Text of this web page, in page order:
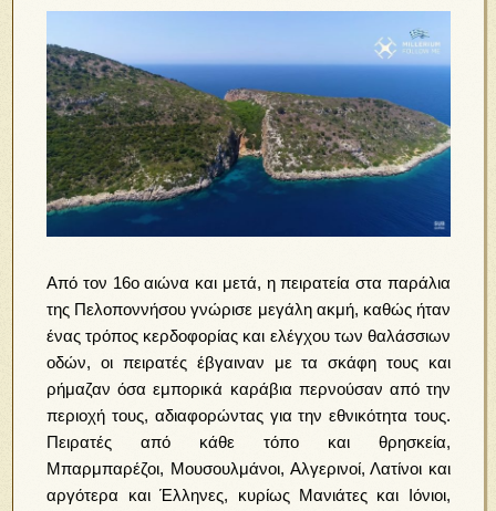
Από τον 16ο αιώνα και μετά, η πειρατεία στα παράλια
της Πελοποννήσου γνώρισε μεγάλη ακμή, καθώς ήταν
ένας τρόπος κερδοφορίας και ελέγχου των θαλάσσιων
οδών, οι πειρατές έβγαιναν με τα σκάφη τους και
ρήμαζαν όσα εμπορικά καράβια περνούσαν από την
περιοχή τους, αδιαφορώντας για την εθνικότητα τους.
Πειρατές από κάθε τόπο και θρησκεία,
Μπαρμπαρέζοι, Μουσουλμάνοι, Αλγερινοί, Λατίνοι και
αργότερα και Έλληνες, κυρίως Μανιάτες και Ιόνιοι,